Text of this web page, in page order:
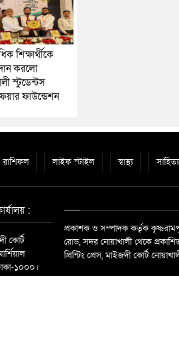
শিক্ষার্থীকে
করলো
স্টুডেন্টস
ফাউন্ডেশন
রাশিফল লাইফ স্টাইল স্বাস্থ্য সাহিত্য
:
কোর্ট
১০০০।
প্রকাশক ও সম্পাদক কর্তৃক
রোড, সদর নোয়াখালী থেকে
প্রিন্টিং প্রেস, মাইজদী কোর্ট